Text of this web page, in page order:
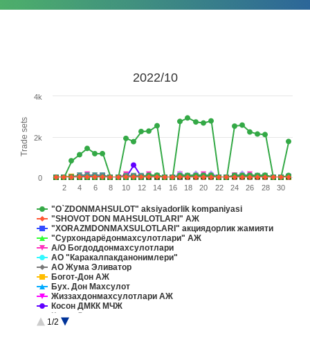
Trade sets
2022/10
"O`ZDONMAHSULOT" aksiyadorlik komрaniyasi
"SHOVOT DON MAHSULOTLARI" АЖ
"XORAZMDONMAXSULOTLARI" акциядорлик жамияти
"Сурхондарёдонмахсулотлари" АЖ
А/О Богдоддонмахсулотлари
АО "Каракалпакданонимлери"
АО Жума Эливатор
Богот-Дон АЖ
Бух. Дон Махсулот
Жиззахдонмахсулотлари АЖ
Косон ДМКК МЧЖ
Кукон Дон махсулот
ООО DENOV OLTIN DON
1/2
2 4 6 8 10 12 14 16 18 20 22 24 26 28 30
0
2k
4k